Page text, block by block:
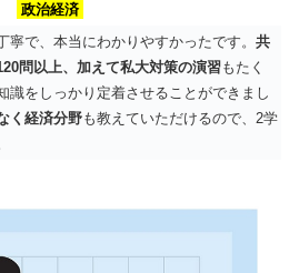
政治経済
で、本当にわかりやすかったです。 共
問以上、加えて私大対策の演習もたく
識をしっかり定着させることができまし
く経済分野も教えていただけるので、2学